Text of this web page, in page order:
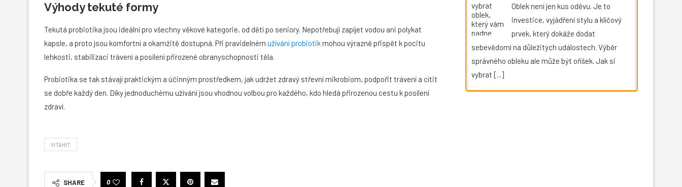
Výhody tekuté formy
Tekutá probiotika jsou ideální pro všechny věkové kategorie, od dětí po seniory. Nepotřebují zapíjet vodou ani polykat
kapsle, a proto jsou komfortní a okamžitě dostupná. Při pravidelném užívání probiotikmohou výrazně přispět k pocitu
lehkosti, stabilizaci trávení a posílení přirozené obranyschopnosti těla.
Probiotika se tak stávají praktickým a účinným prostředkem, jak udržet zdravý střevní mikrobiom, podpořit trávení a cítit
se dobře každý den. Díky jednoduchému užívání jsou vhodnou volbou pro každého, kdo hledá přirozenou cestu k posílení
zdraví.
VITAHIT
SHARE 0
Oblek není jen kus oděvu. Je to
investice, vyjádření stylu a klíčový
prvek, který dokáže dodat
sebevědomí na důležitých událostech. Výběr
správného obleku ale může být oříšek. Jak si
vybrat [...]